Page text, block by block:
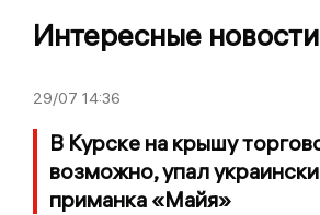
Интересные новости
29/07 14:36
В Курске на крышу
возможно, упал
приманка «Майя»